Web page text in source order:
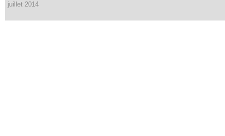
juillet 2014